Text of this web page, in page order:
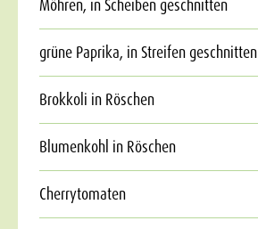
Möhren, in Scheiben geschnitten
grüne Paprika, in Streifen geschnitten
Brokkoli in Röschen
Blumenkohl in Röschen
Cherrytomaten